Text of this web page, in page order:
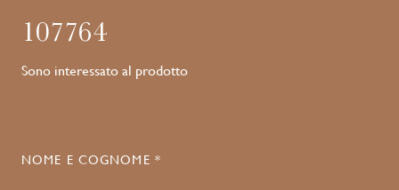
107764
Sono interessato al prodotto
NOME E COGNOME *